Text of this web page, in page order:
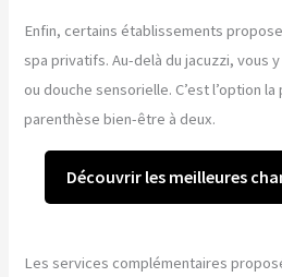
Enfin, certains établissements
spa privatifs. Au-delà du jacuzzi, vous
ou douche sensorielle. C’est l’option
parenthèse bien-être à deux.
Découvrir les meilleures
Les services complémentaires